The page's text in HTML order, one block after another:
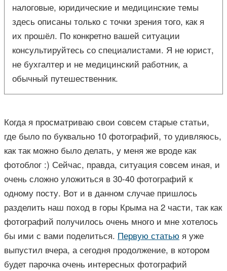
налоговые, юридические и медицинские темы
здесь описаны только с точки зрения того, как я
их прошёл. По конкретно вашей ситуации
консультируйтесь со специалистами. Я не юрист,
не бухгалтер и не медицинский работник, а
обычный путешественник.
Когда я просматриваю свои совсем старые статьи,
где было по буквально 10 фотографий, то удивляюсь,
как так можно было делать, у меня же вроде как
фотоблог :) Сейчас, правда, ситуация совсем иная, и
очень сложно уложиться в 30-40 фотографий к
одному посту. Вот и в данном случае пришлось
разделить наш поход в горы Крыма на 2 части, так как
фотографий получилось очень много и мне хотелось
бы ими с вами поделиться. Первую статью я уже
выпустил вчера, а сегодня продолжение, в котором
будет парочка очень интересных фотографий